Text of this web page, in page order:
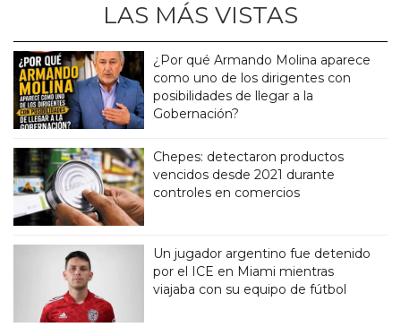
LAS MÁS VISTAS
¿Por qué Armando Molina aparece
como uno de los dirigentes con
posibilidades de llegar a la
Gobernación?
Chepes: detectaron productos
vencidos desde 2021 durante
controles en comercios
Un jugador argentino fue detenido
por el ICE en Miami mientras
viajaba con su equipo de fútbol